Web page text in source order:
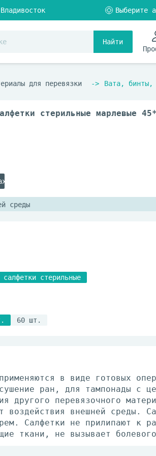
Найти
для перевязки Вата, бинты,
стерильные марлевые
среды
салфетки стерильные
60 шт.
в виде готовых
ран, для тампонады с
другого перевязочного
воздействия внешней среды.
Салфетки не прилипают к
ткани, не вызывает